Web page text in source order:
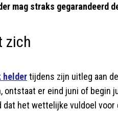
mag straks gegarandeerd
zich
heldertijdens zijn uitleg aan
ontstaat er eind juni of begin
het wettelijke vuldoel voor